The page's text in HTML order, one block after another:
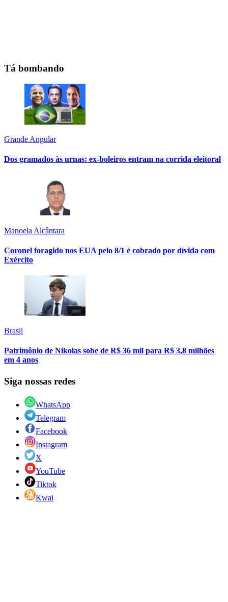
Tá bombando
Grande Angular
Dos gramados às urnas: ex-boleiros entram na corrida eleitoral
Manoela Alcântara
Coronel foragido nos EUA pelo 8/1 é cobrado por dívida com
Exército
Brasil
Patrimônio de Nikolas sobe de R$ 36 mil para R$ 3,8 milhões
em 4 anos
Siga nossas redes
WhatsApp
Telegram
Facebook
Instagram
X
YouTube
Tiktok
Kwai